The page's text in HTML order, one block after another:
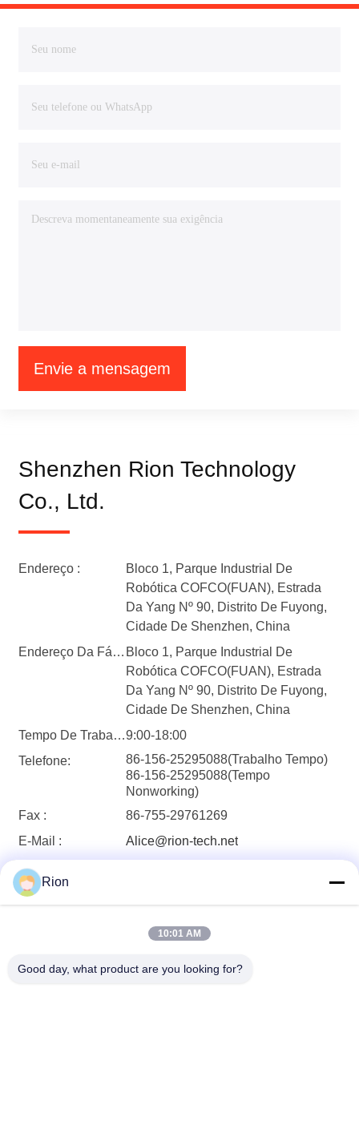
Envie a mensagem
Shenzhen Rion Technology
Co., Ltd.
Endereço :
Bloco 1, Parque Industrial De
Robótica COFCO(FUAN), Estrada
Da Yang Nº 90, Distrito De Fuyong,
Cidade De Shenzhen, China
Endereço Da Fábrica : Bloco 1, Parque Industrial De
Robótica COFCO(FUAN), Estrada
Da Yang Nº 90, Distrito De Fuyong,
Cidade De Shenzhen, China
Tempo De Trabalho9:00-18:00
Telefone:
86-156-25295088(Trabalho Tempo)
86-156-25295088(Tempo
Nonworking)
Fax :
86-755-29761269
E-Mail :
Alice@rion-tech.net
Shenzhen Rion Technology Co., Ltd.
Rion
10:01 AM
Good day, what product are you looking for?